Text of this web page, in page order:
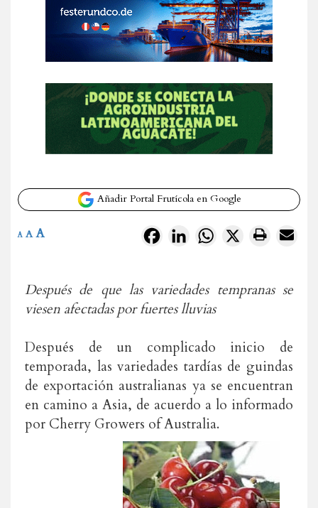
Añadir Portal Frutícola en Google
FacebookLinkedInWhatsApp
X
A A A
Después de que las variedades tempranas se
viesen afectadas por fuertes lluvias
Después de un complicado inicio de
temporada, las variedades tardías de guindas
de exportación australianas ya se encuentran
en camino a Asia, de acuerdo a lo informado
por Cherry Growers of Australia.